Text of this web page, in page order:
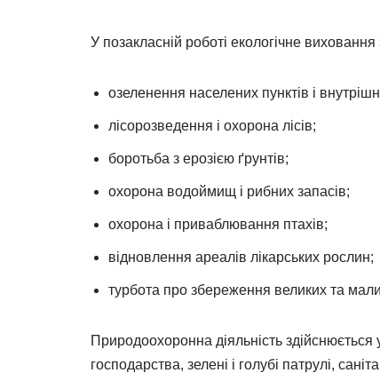
У позакласній роботі екологічне
озеленення населених пунктів і
лісорозведення і охорона лісів;
боротьба з ерозією ґрунтів;
охорона водоймищ і рибних запасів;
охорона і приваблювання птахів;
відновлення ареалів лікарських рослин;
турбота про збереження великих та
Природоохоронна діяльність
господарства, зелені і голубі патрулі,